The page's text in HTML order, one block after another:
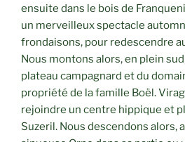
ensuite dans le bois de
un merveilleux spectacle
frondaisons, pour redescendre
Nous montons alors, en plein
plateau campagnard et du
propriété de la famille Boël.
rejoindre un centre hippique et
Suzeril. Nous descendons alors,